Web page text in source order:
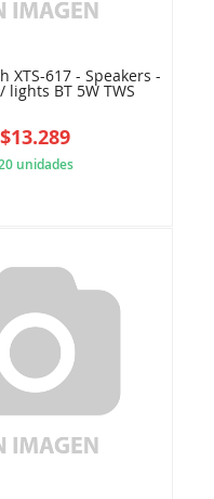
XTS-617 - Speakers -
lights BT 5W TWS
$13.289
unidades